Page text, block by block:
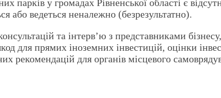
парків у громадах Рівненської області є
або ведеться неналежно (безрезультатно).
та інтерв’ю з представниками бізнесу,
для прямих іноземних інвестицій, оцінки
рекомендацій для органів місцевого